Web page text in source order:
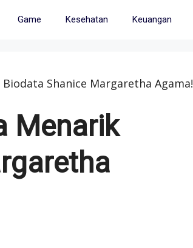
Game Kesehatan Keuangan
Shanice Margaretha Agama!
Menarik